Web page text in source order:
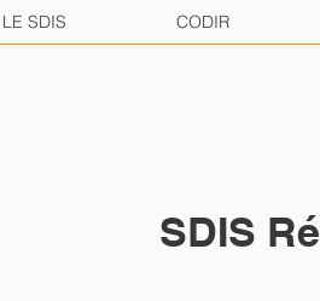
LE SDIS CODIR
SDIS